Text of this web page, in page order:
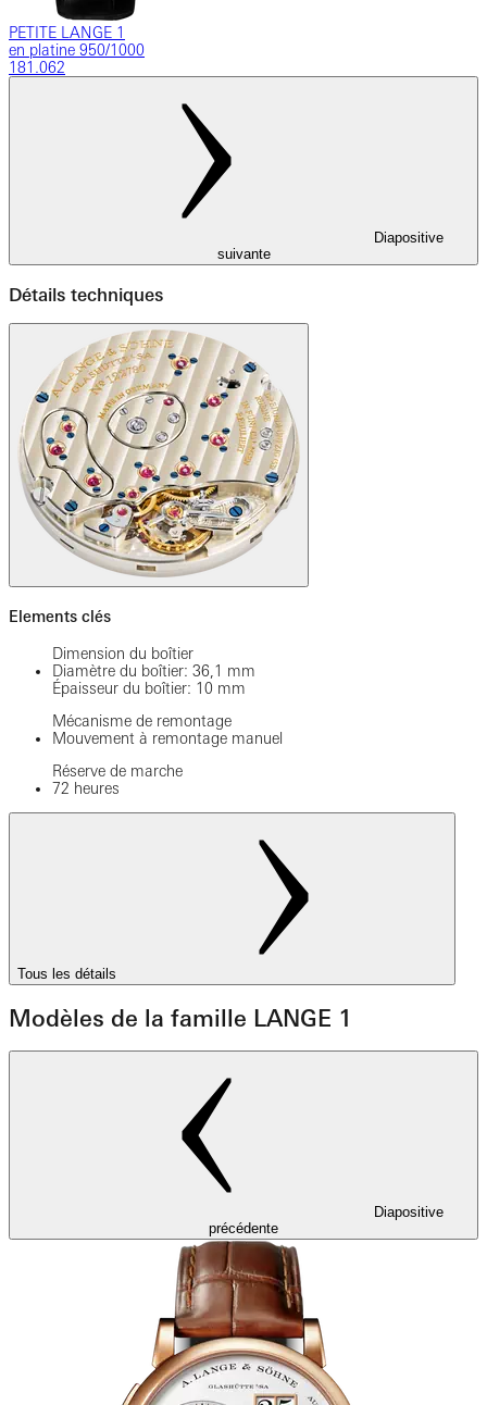
PETITE LANGE 1
en platine 950/1000
181.062
Diapositive
suivante
Détails techniques
Elements clés
Dimension du boîtier
Diamètre du boîtier: 36,1 mm
Épaisseur du boîtier: 10 mm
Mécanisme de remontage
Mouvement à remontage manuel
Réserve de marche
72 heures
Tous les détails
Modèles de la famille LANGE 1
Diapositive
précédente